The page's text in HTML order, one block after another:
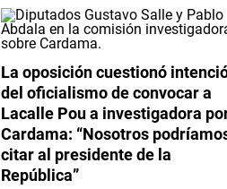
La oposición cuestionó
del oficialismo de convocar a
Lacalle Pou a investigadora
Cardama: “Nosotros
citar al presidente de la
República”